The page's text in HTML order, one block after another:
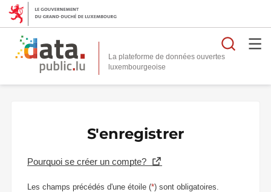
La plateforme de données ouvertes
S'enregistrer
Pourquoi se créer un compte?
Les champs précédés d'une étoile (*) sont obligatoires.